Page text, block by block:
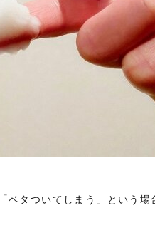
ベタついてしまう」という